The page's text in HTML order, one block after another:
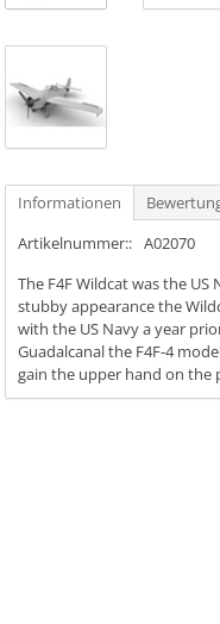
Informationen
Artikelnummer:: A02070
The F4F Wildcat was the
stubby appearance the
with the US Navy a year
Guadalcanal the F4F-4
gain the upper hand on the